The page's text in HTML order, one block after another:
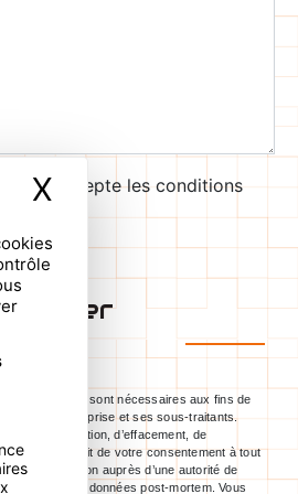
X Masquer le
j'accepte les conditions
**
communiquées sont nécessaires aux fins de
à l'entreprise et ses sous-traitants.
de rectification, d’effacement, de
de retrait de votre consentement à tout
une réclamation auprès d’une autorité de
le sort de vos données post-mortem. Vous